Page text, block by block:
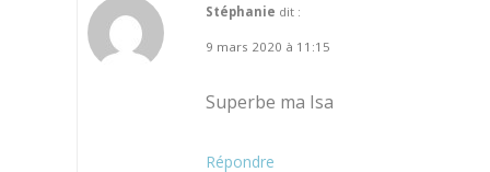
Stéphanie dit :
9 mars 2020 à 11:15
Superbe ma Isa
Répondre